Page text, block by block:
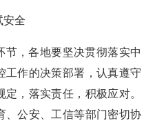
安全
节，各地要坚决贯彻落实中
工作的决策部署，认真遵守
，落实责任，积极应对。
、公安、工信等部门密切协